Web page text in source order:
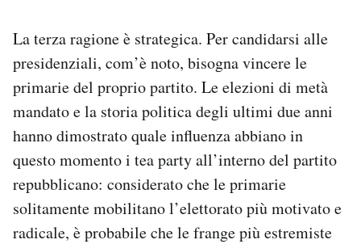
La terza ragione è strategica. Per candidarsi alle
presidenziali, com’è noto, bisogna vincere le
primarie del proprio partito. Le elezioni di metà
mandato e la storia politica degli ultimi due anni
hanno dimostrato quale influenza abbiano in
questo momento i tea party all’interno del partito
repubblicano: considerato che le primarie
solitamente mobilitano l’elettorato più motivato e
radicale, è probabile che le frange più estremiste